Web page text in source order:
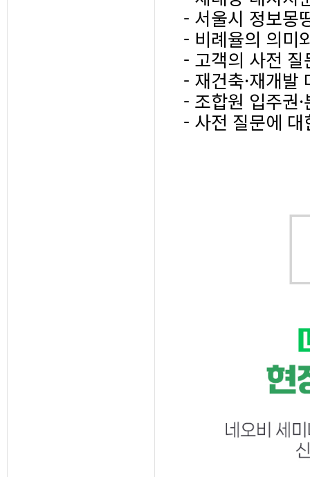
- 서울시 정보몽
- 비례율의 의미
- 고객의 사전
- 재건축·재개발
- 조합원 입주권
- 사전 질문에 대